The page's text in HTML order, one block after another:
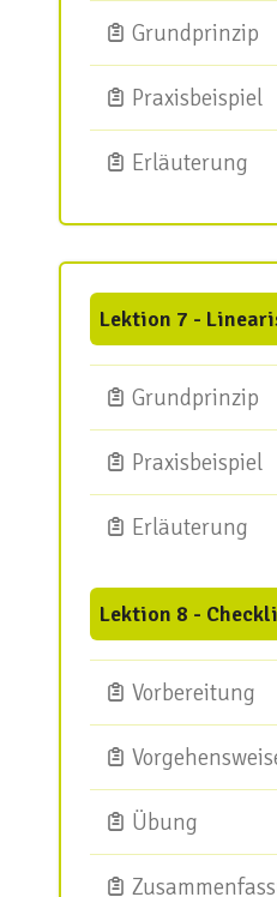
Grundprinzip
Praxisbeispiel
Erläuterung
Lektion 7 -
Grundprinzip
Praxisbeispiel
Erläuterung
Lektion 8 -
Vorbereitung
Übung